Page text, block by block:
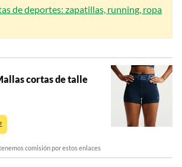
de deportes: zapatillas, running, ropa
cortas de talle
comisión por estos enlaces